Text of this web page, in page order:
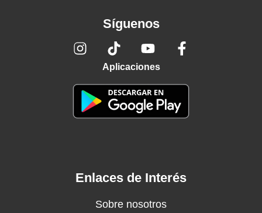
Síguenos
Aplicaciones
Enlaces de Interés
Sobre nosotros